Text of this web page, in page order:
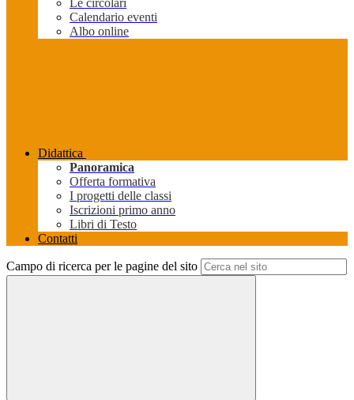
Le circolari
Calendario eventi
Albo online
Didattica
Panoramica
Offerta formativa
I progetti delle classi
Iscrizioni primo anno
Libri di Testo
Contatti
Campo di ricerca per le pagine del sito